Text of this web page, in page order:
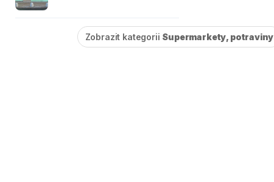
Zobrazit kategorii Supermarkety, potraviny